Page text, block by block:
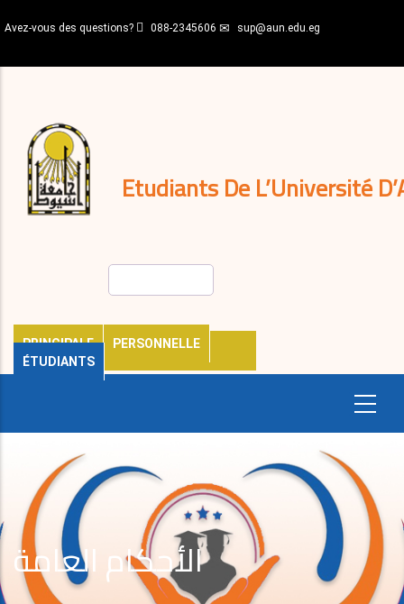
au
principal
Avez-vous des questions? 088-2345606 sup@aun.edu.eg
Etudiants De L’Université
PRINCIPALE
PERSONNELLE
ÉTUDIANTS
décisions
Expatriés
Journal
الأحكام العامة